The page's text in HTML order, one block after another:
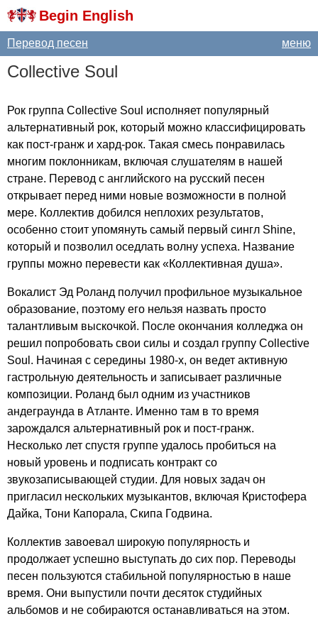
Begin English
меню
Перевод песен
Collective Soul
Рок группа Collective Soul исполняет популярный
альтернативный рок, который можно классифицировать
как пост-гранж и хард-рок. Такая смесь понравилась
многим поклонникам, включая слушателям в нашей
стране. Перевод с английского на русский песен
открывает перед ними новые возможности в полной
мере. Коллектив добился неплохих результатов,
особенно стоит упомянуть самый первый сингл Shine,
который и позволил оседлать волну успеха. Название
группы можно перевести как «Коллективная душа».
Вокалист Эд Роланд получил профильное музыкальное
образование, поэтому его нельзя назвать просто
талантливым выскочкой. После окончания колледжа он
решил попробовать свои силы и создал группу Collective
Soul . Начиная с середины 1980-х, он ведет активную
гастрольную деятельность и записывает различные
композиции. Роланд был одним из участников
андеграунда в Атланте. Именно там в то время
зарождался альтернативный рок и пост-гранж.
Несколько лет спустя группе удалось пробиться на
новый уровень и подписать контракт со
звукозаписывающей студии. Для новых задач он
пригласил нескольких музыкантов, включая Кристофера
Дайка, Тони Капорала, Скипа Годвина.
Коллектив завоевал широкую популярность и
продолжает успешно выступать до сих пор. Переводы
песен пользуются стабильной популярностью в наше
время. Они выпустили почти десяток студийных
альбомов и не собираются останавливаться на этом.